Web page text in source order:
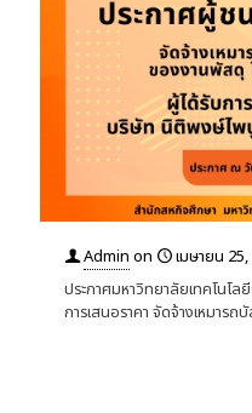
Admin on
เมษายน
ประกาศมหาวิทยาลัยเทคโนโ
การเสนอราคา จัดจ้างเหมารถ